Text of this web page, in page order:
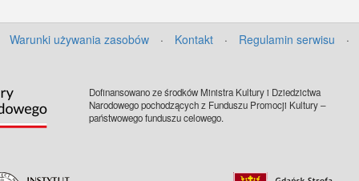
Warunki używania zasobów · Kontakt · Regulamin serwisu ·
Dofinansowano ze środków Ministra Kultury i Dziedzictwa
Narodowego pochodzących z Funduszu Promocji Kultury –
państwowego funduszu celowego.